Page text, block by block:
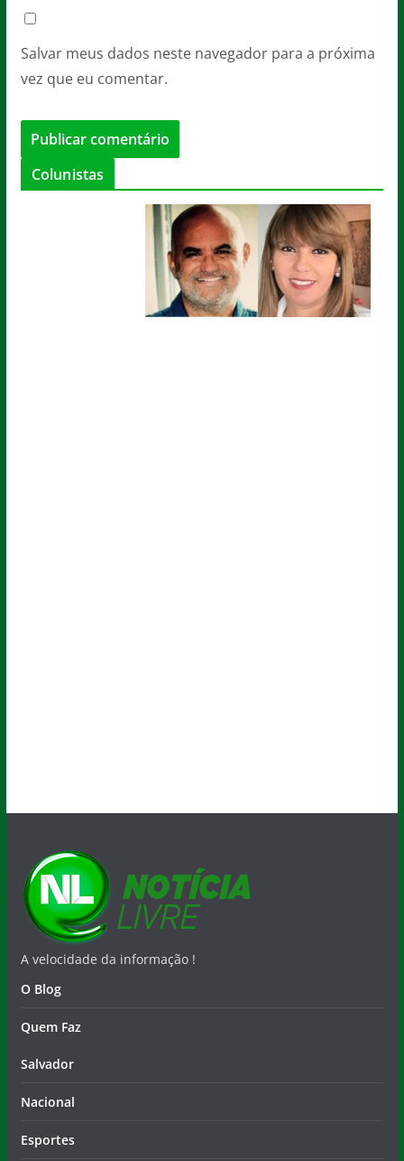
Salvar meus dados neste navegador para a próxima
vez que eu comentar.
Colunistas
A velocidade da informação !
O Blog
Quem Faz
Salvador
Nacional
Esportes